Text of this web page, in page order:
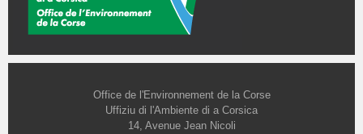
Office de l'Environnement de la Corse
Uffiziu di l'Ambiente di a Corsica
14, Avenue Jean Nicoli